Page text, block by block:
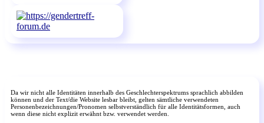
Da wir nicht alle Identitäten innerhalb des Geschlechterspektrums sprachlich abbilden
können und der Text/die Website lesbar bleibt, gelten sämtliche verwendeten
Personenbezeichnungen/Pronomen selbstverständlich für alle Identitätsformen, auch
wenn diese nicht explizit erwähnt bzw. verwendet werden.